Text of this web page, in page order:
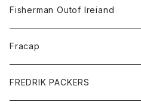
ジャケット
帽子
Fisherman Outof Ireiand
ニット
Fracap
グッズ
FREDRIK PACKERS